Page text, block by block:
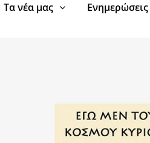
Τα νέα μας Ενημερώσεις